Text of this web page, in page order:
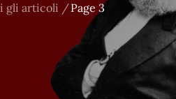
gli articoli Page 3